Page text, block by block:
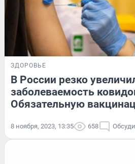
ЗДОРОВЬЕ
В России резко
заболеваемость
Обязательную
8 ноября, 2023, 13:35 658